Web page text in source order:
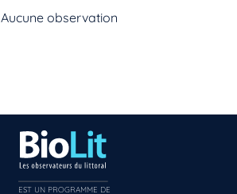
Aucune observation